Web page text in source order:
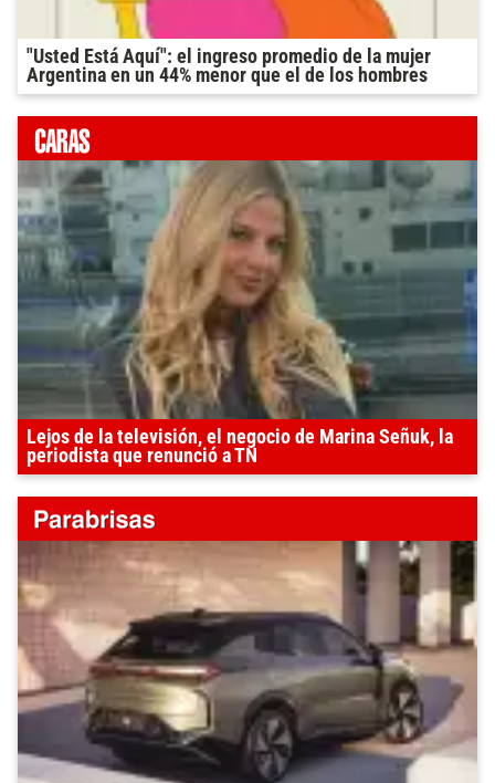
"Usted Está Aquí": el ingreso promedio de la mujer
Argentina en un 44% menor que el de los hombres
Lejos de la televisión, el negocio de Marina Señuk, la
periodista que renunció a TN